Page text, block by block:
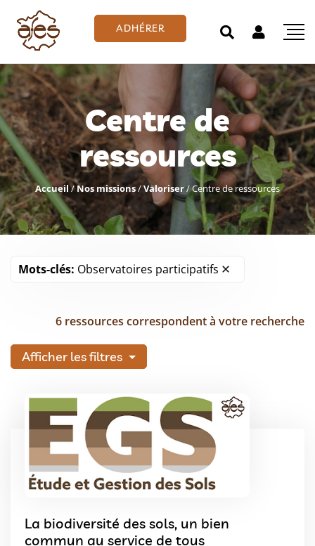
ADHÉRER
Centre de
ressources
Accueil/Nos missions/Valoriser/Centre de ressources
Mots-clés: Observatoires participatifs
6 ressources correspondent à votre recherche
Afficher les filtres
La biodiversité des sols, un bien
commun au service de tous